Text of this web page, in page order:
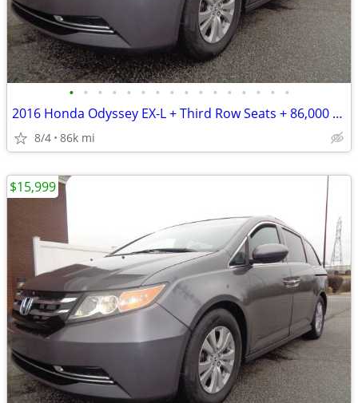
• • • • • • • • • • • • • • • •
2016 Honda Odyssey EX-L + Third Row Seats + 86,000 Miles
8/4 86k mi
$15,999